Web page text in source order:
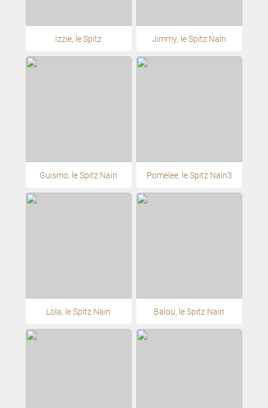
Izzie, le Spitz Jimmy, le Spitz Nain
Guismo, le Spitz Nain Pomelee, le Spitz Nain3
Lola, le Spitz Nain Balou, le Spitz Nain